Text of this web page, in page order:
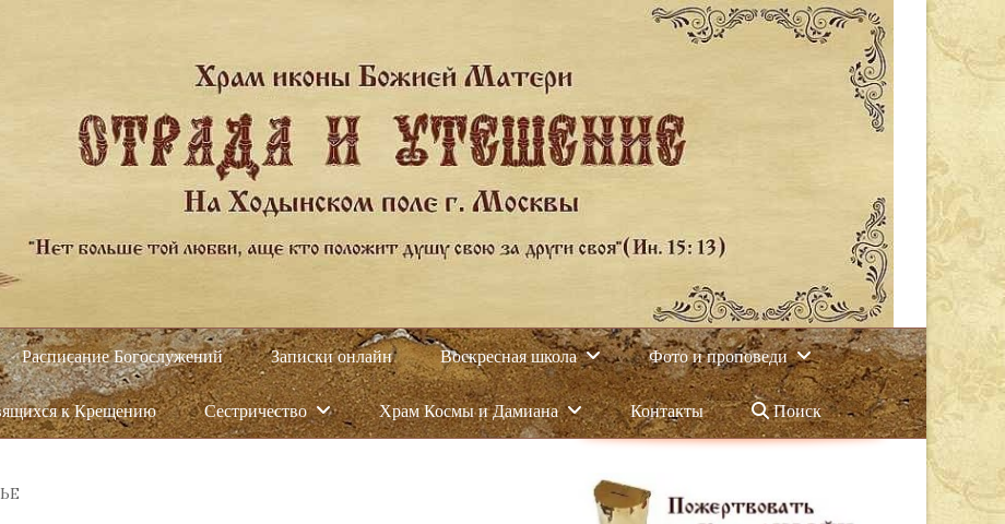
Расписание Богослужений Записки онлайн Воскресная школа Фото и проповеди
к Крещению Сестричество Храм Космы и Дамиана Контакты Поиск